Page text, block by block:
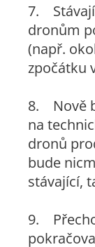
7.
dronům
(např.
zpočátku
8. Nově
na
dronů
bude
stávající,
9.